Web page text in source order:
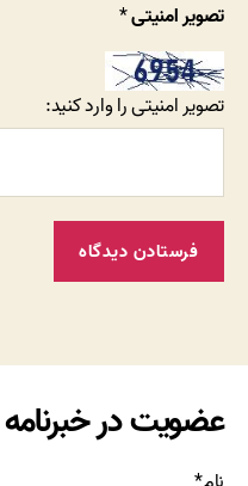
تصویر امنیتی*
تصویر امنیتی را وارد کنید:
عضویت در خبرنامه